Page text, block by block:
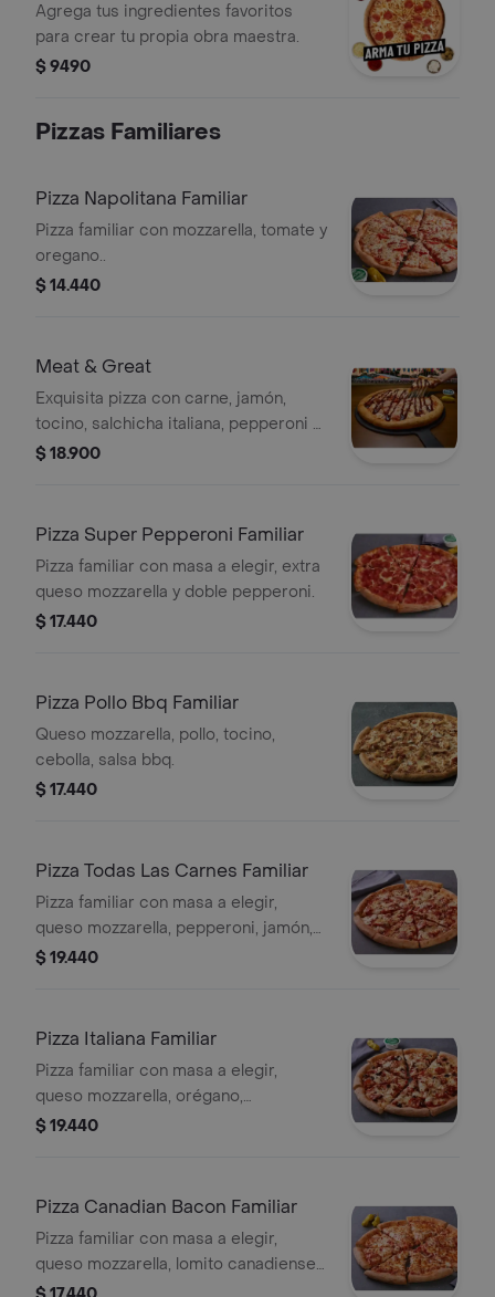
Agrega tus ingredientes favoritos
para crear tu propia obra maestra.
$ 9490
Pizzas Familiares
Pizza Napolitana Familiar
Pizza familiar con mozzarella, tomate y
oregano..
$ 14.440
Meat & Great
Exquisita pizza con carne, jamón,
tocino, salchicha italiana, pepperoni y
un shot de salsa bbq.
$ 18.900
Pizza Super Pepperoni Familiar
Pizza familiar con masa a elegir, extra
queso mozzarella y doble pepperoni.
$ 17.440
Pizza Pollo Bbq Familiar
Queso mozzarella, pollo, tocino,
cebolla, salsa bbq.
$ 17.440
Pizza Todas Las Carnes Familiar
Pizza familiar con masa a elegir,
queso mozzarella, pepperoni, jamón,
tocino y salchicha italiana.
$ 19.440
Pizza Italiana Familiar
Pizza familiar con masa a elegir,
queso mozzarella, orégano,
pepperoni, salchicha italiana,
$ 19.440
Pizza Canadian Bacon Familiar
Pizza familiar con masa a elegir,
queso mozzarella, lomito canadiense,
tocino, queso parmesano y romano.